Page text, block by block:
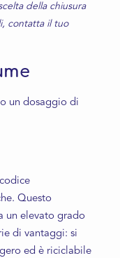
della chiusura
contatta il tuo
un dosaggio di
Questo
un elevato grado
di vantaggi: si
ed è riciclabile